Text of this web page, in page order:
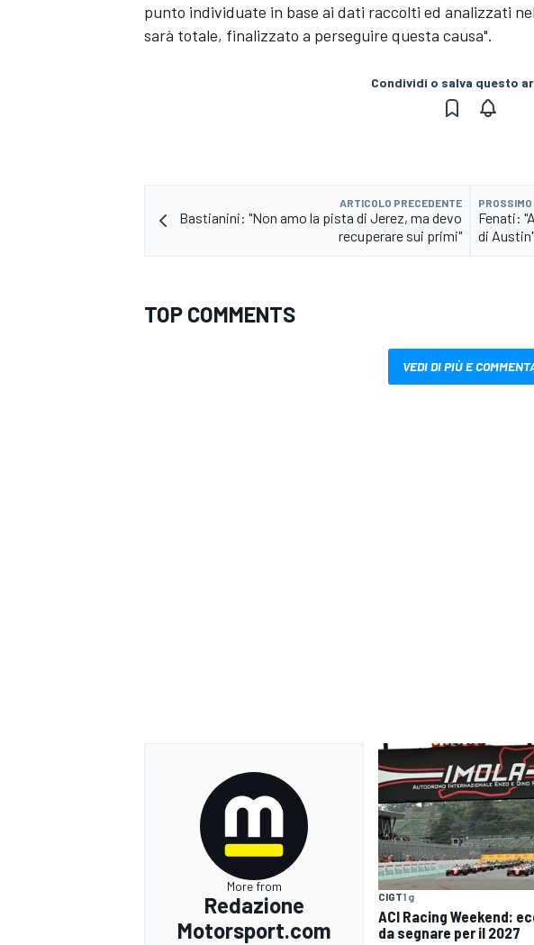
punto individuate in base ai dati raccolti ed analizzati
sarà totale, finalizzato a perseguire questa causa".
Condividi o salva questo
ARTICOLO PRECEDENTE
Bastianini: "Non amo la pista di Jerez, ma devo
recuperare sui primi"
Fenati:
di Austin"
TOP COMMENTS
VEDI DI PIÙ E
More from
Redazione
Motorsport.com
CIGT1 g
ACI Racing Weekend:
da segnare per il 2027